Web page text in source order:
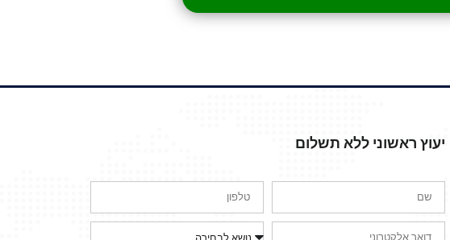
יעוץ ראשוני ללא תשלום